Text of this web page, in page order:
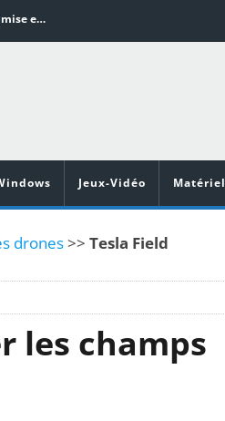
Word en PDF : les outils qui respectent la mise en page
Vidéoprojecteurs Asus : Top 6 des meilleurs modèles de la marque
Jeux-Vidéo Matériel
drones>> Tesla Field
les champs